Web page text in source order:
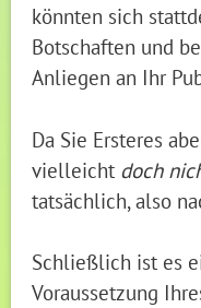
könnten sich
Botschaften und
Anliegen an Ihr
Da Sie Ersteres
vielleicht doch
tatsächlich, also
Schließlich ist es
Voraussetzung